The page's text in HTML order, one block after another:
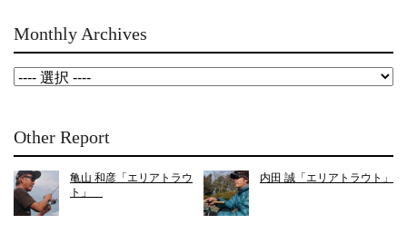
Monthly Archives
Other Report
亀山 和彦「エリアトラウ
ト」
内田 誠「エリアトラウト」